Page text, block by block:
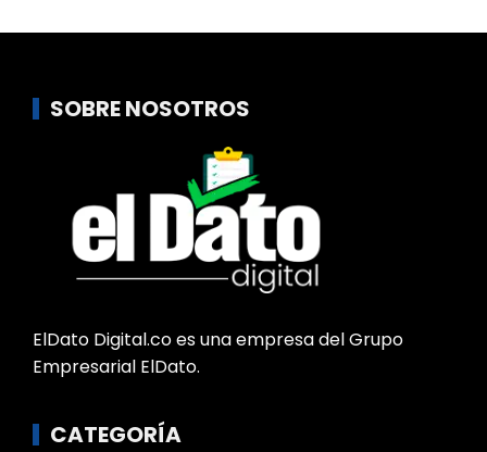
SOBRE NOSOTROS
ElDato Digital.co es una empresa del Grupo
Empresarial ElDato.
CATEGORÍA